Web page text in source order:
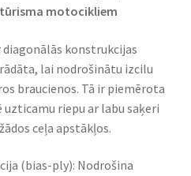
motocikliem​
diagonālās konstrukcijas
lai nodrošinātu izcilu
braucienos. Tā ir piemērota
riepu ar labu saķeri
ceļa apstākļos.​
(bias-ply): Nodrošina